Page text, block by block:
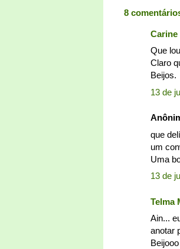
8
Carine
Que
Claro
Beijos.
13 de
que
um
Uma
13 de
Telma
Ain...
anotar
Beijooo